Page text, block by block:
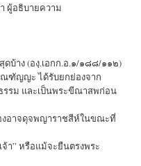
ผู้อธิบายความ
ดบ้าง (องฺ.เอกก.อ.๑/๑๘๘/๑๑๒)
ฑัญญะ ได้รับยกย่องจาก
รรม และเป็นพระขีณาสพก่อน
งอาจดุจพญาราชสีห์ในขณะที่
า” หรือแม้จะยืนตรงพระ